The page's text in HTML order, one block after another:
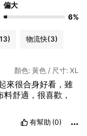
偏大
6%
物流快(3)
顏色: 黃色 / 尺寸: XL
來很合身好看，雖
舒適，很喜歡，
有幫助 (0)